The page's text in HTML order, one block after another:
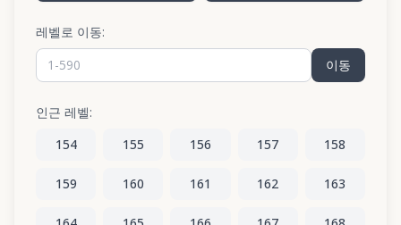
레벨로 이동:
이동
인근 레벨:
154
155 156 157 158
159 160 161 162 163